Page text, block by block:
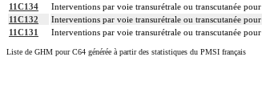
11C134
Interventions par voie transurétrale ou transcutanée
11C132
Interventions par voie transurétrale ou transcutanée
11C131
Interventions par voie transurétrale ou transcutanée
Liste de GHM pour C64 générée à partir des statistiques du PMSI français